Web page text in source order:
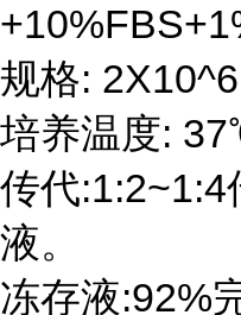
规格:
培养温度:
传代:1:2~1:4
液。
冻存液:92%